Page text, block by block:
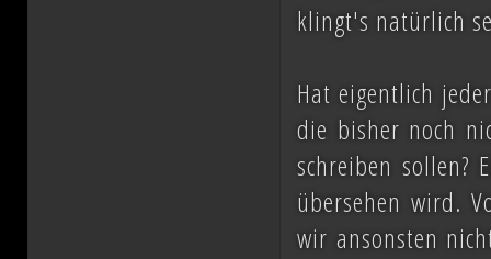
klingt's natürlich
Hat eigentlich
die bisher noch
schreiben sollen?
übersehen wird.
wir ansonsten